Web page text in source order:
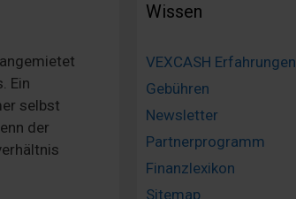
Ein
selbst
der
Wissen
VEXCASH Erfahrungen
Gebühren
Newsletter
Partnerprogramm
Finanzlexikon
Sitemap